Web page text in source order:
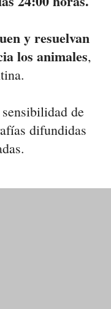
y resuelvan
los animales,
de
difundidas